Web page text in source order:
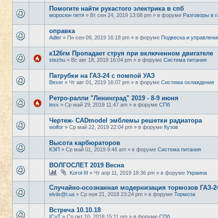
Помогите найти рукастого электрика в спб
моросюн петя » Вт сен 24, 2019 13:08 pm » в форуме Разговоры в
оправка
Adler » Пн сен 09, 2019 16:18 pm » в форуме Подвеска и
к126гм Пропадает струя при включенном двигателе
stezhu » Вс авг 18, 2019 16:04 pm » в форуме Система питания
Патрубки на ГАЗ-24 с помпой УАЗ
Bexer » Чт авг 01, 2019 16:07 pm » в форуме Система охлаждения
Ретро-ралли "Ленинград" 2019 - 8-9 июня
lexx » Ср май 29, 2019 11:47 am » в форуме СПб
Чертеж- CADmodel эмблемы решетки радиатора
wolfor » Ср май 22, 2019 22:04 pm » в форуме Кузов
Высота карбюраторов
КЭП » Ср май 01, 2019 9:46 am » в форуме Система питания
ВОЛГОСЛЕТ 2019 Весна
Korol-III » Чт апр 11, 2019 18:36 pm » в форуме Украина
Случайно-осознанная модернизация тормозов ГАЗ-
elviis@i.ua » Ср ноя 21, 2018 23:24 pm » в форуме Тормоза
Встреча 10.10.18
ICuT » Ср окт 10, 2018 15:11 pm » в форуме СПб